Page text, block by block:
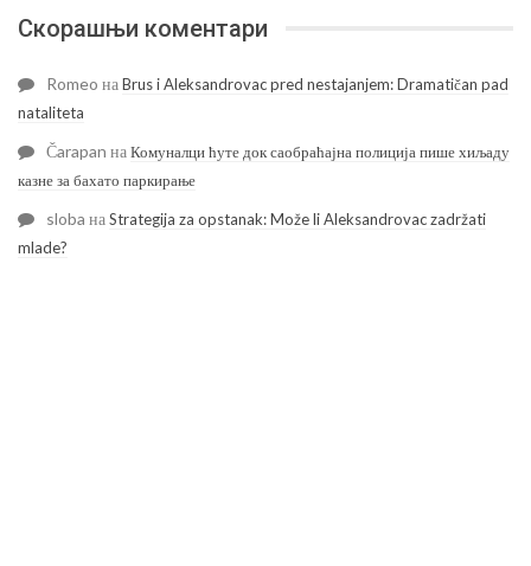
Скорашњи коментари
Romeo наBrus i Aleksandrovac pred nestajanjem: Dramatičan pad
nataliteta
Čarapan наКомуналци ћуте док саобраћајна полиција пише хиљаду
казне за бахато паркирање
sloba наStrategija za opstanak: Može li Aleksandrovac zadržati
mlade?